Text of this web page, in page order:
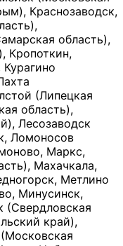
Краснозаводск,
область),
Кропоткин,
(Липецкая
область),
Лесозаводск
Ломоносов
Маркс,
Махачкала,
Метлино
Минусинск,
(Свердловская
край),